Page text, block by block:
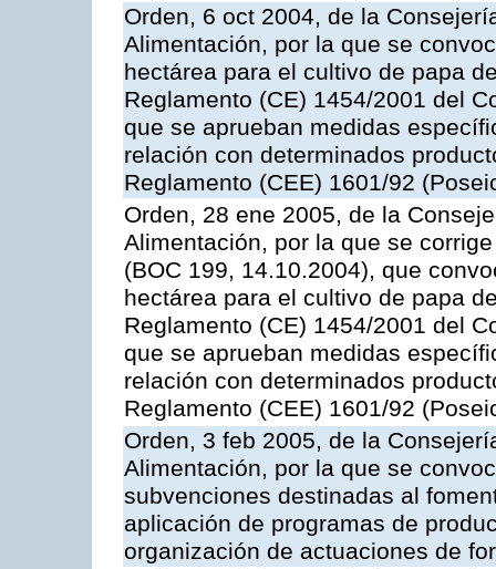
Orden, 6 oct 2004, de la
Alimentación, por la que se
hectárea para el cultivo de papa
Reglamento (CE) 1454/2001 del
que se aprueban medidas
relación con determinados
Reglamento (CEE) 1601/92
Orden, 28 ene 2005, de la
Alimentación, por la que se
(BOC 199, 14.10.2004), que
hectárea para el cultivo de papa
Reglamento (CE) 1454/2001 del
que se aprueban medidas
relación con determinados
Reglamento (CEE) 1601/92
Orden, 3 feb 2005, de la
Alimentación, por la que se
subvenciones destinadas al
aplicación de programas de
organización de actuaciones de